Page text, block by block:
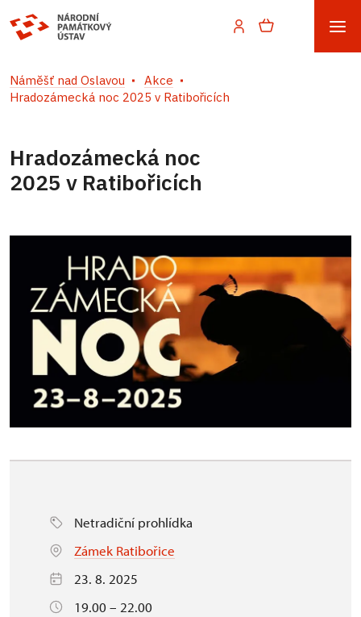
Náměšť nad Oslavou
Akce
Hradozámecká noc 2025 v Ratibořicích
Hradozámecká noc
2025 v Ratibořicích
Netradiční prohlídka
Zámek Ratibořice
23. 8. 2025
19.00 – 22.00